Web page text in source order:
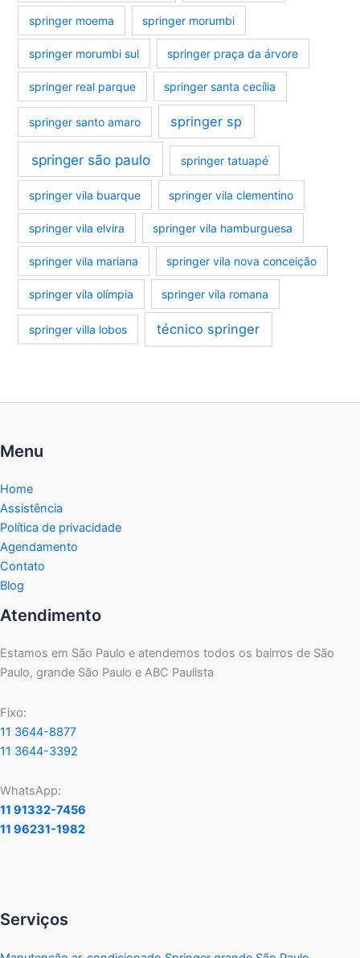
springer moema springer morumbi
springer morumbi sul springer praça da árvore
springer real parque springer santa cecília
springer santo amaro springer sp
springer são paulo springer tatuapé
springer vila buarque springer vila clementino
springer vila elvira springer vila hamburguesa
springer vila mariana springer vila nova conceição
springer vila olímpia springer vila romana
springer villa lobos técnico springer
Menu
Home
Assistência
Política de privacidade
Agendamento
Contato
Blog
Atendimento
Estamos em São Paulo e atendemos todos os bairros de São
Paulo, grande São Paulo e ABC Paulista
Fixo:
11 3644-8877
11 3644-3392
WhatsApp:
11 91332-7456
11 96231-1982
Serviços